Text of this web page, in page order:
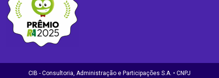
CIB - Consultoria, Administração e Participações S.A. • CNPJ